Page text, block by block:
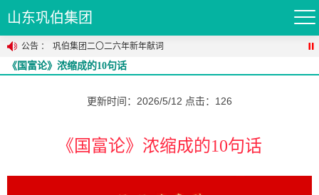
山东巩伯集团
公告 ： 巩伯集团二〇二六年新年献词
巩伯集团二〇二五年新年献词

《国富论》浓缩成的10句话
更新时间：2026/5/12 点击：126
《国富论》浓缩成的10句话